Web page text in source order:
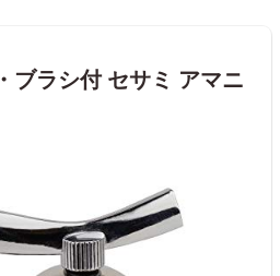
ブラシ付 セサミ アマニ